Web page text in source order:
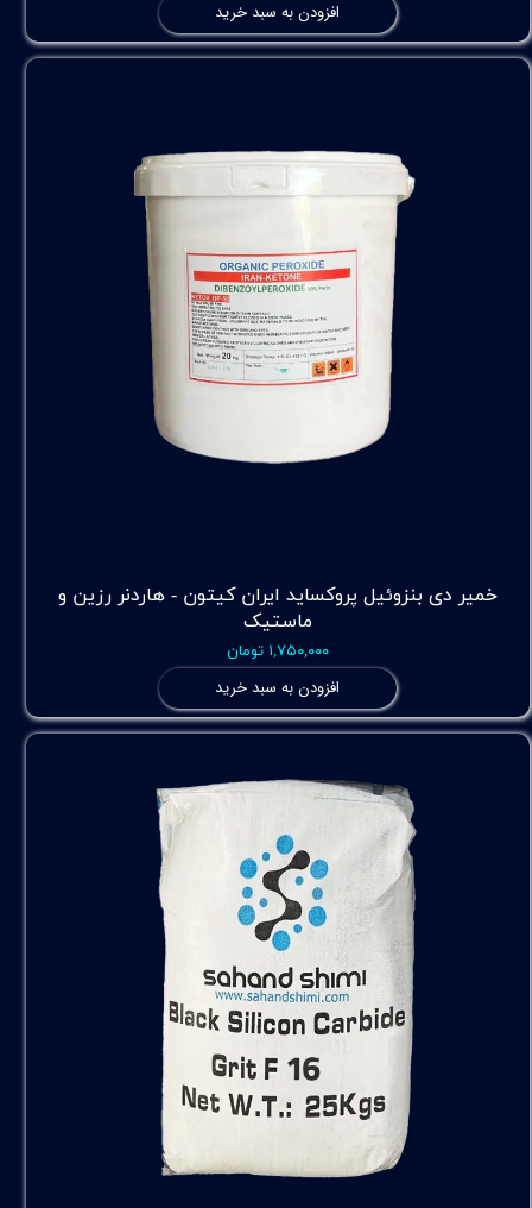
افزودن به سبد خرید
خمیر دی بنزوئیل پروکساید ایران کیتون - هاردنر رزین و
ماستیک
۱,۷۵۰,۰۰۰ تومان
افزودن به سبد خرید